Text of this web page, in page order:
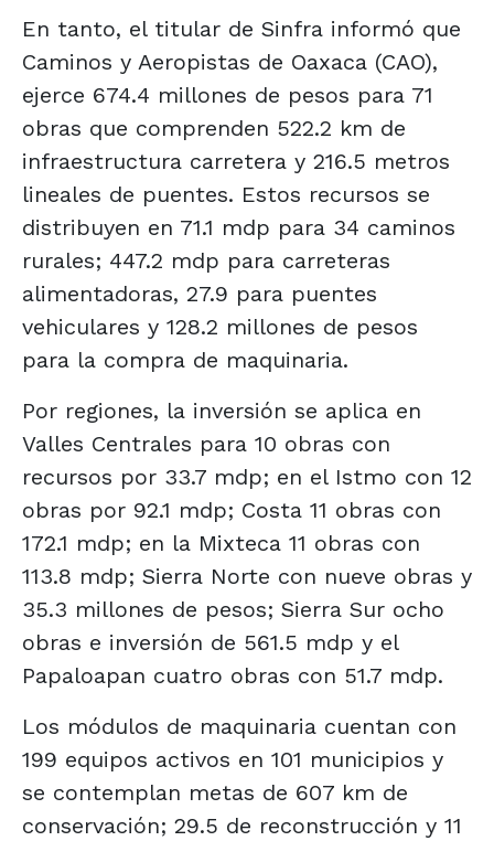
En tanto, el titular de Sinfra informó que
Caminos y Aeropistas de Oaxaca (CAO),
ejerce 674.4 millones de pesos para 71
obras que comprenden 522.2 km de
infraestructura carretera y 216.5 metros
lineales de puentes. Estos recursos se
distribuyen en 71.1 mdp para 34 caminos
rurales; 447.2 mdp para carreteras
alimentadoras, 27.9 para puentes
vehiculares y 128.2 millones de pesos
para la compra de maquinaria.
Por regiones, la inversión se aplica en
Valles Centrales para 10 obras con
recursos por 33.7 mdp; en el Istmo con 12
obras por 92.1 mdp; Costa 11 obras con
172.1 mdp; en la Mixteca 11 obras con
113.8 mdp; Sierra Norte con nueve obras y
35.3 millones de pesos; Sierra Sur ocho
obras e inversión de 561.5 mdp y el
Papaloapan cuatro obras con 51.7 mdp.
Los módulos de maquinaria cuentan con
199 equipos activos en 101 municipios y
se contemplan metas de 607 km de
conservación; 29.5 de reconstrucción y 11